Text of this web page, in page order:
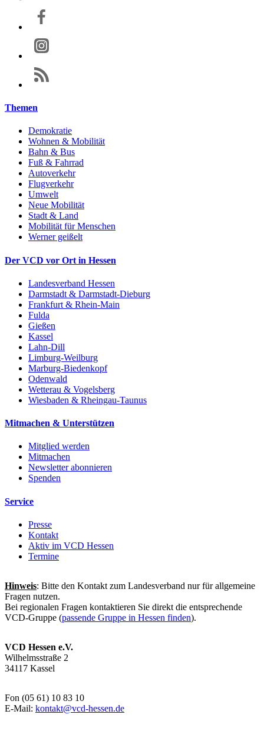
Themen
Demokratie
Wohnen & Mobilität
Bahn & Bus
Fuß & Fahrrad
Autoverkehr
Flugverkehr
Umwelt
Neue Mobilität
Stadt & Land
Mobilität für Menschen
Werner geißelt
Der VCD vor Ort in Hessen
Landesverband Hessen
Darmstadt & Darmstadt-Dieburg
Frankfurt & Rhein-Main
Fulda
Gießen
Kassel
Lahn-Dill
Limburg-Weilburg
Marburg-Biedenkopf
Odenwald
Wetterau & Vogelsberg
Wiesbaden & Rheingau-Taunus
Mitmachen & Unterstützen
Mitglied werden
Mitmachen
Newsletter abonnieren
Spenden
Service
Presse
Kontakt
Aktiv im VCD Hessen
Termine
Hinweis: Bitte den Kontakt zum Landesverband nur für allgemeine
Fragen nutzen.
Bei regionalen Fragen kontaktieren Sie direkt die entsprechende
VCD-Gruppe (passende Gruppe in Hessen finden).
VCD Hessen e.V.
Wilhelmsstraße 2
34117 Kassel
Fon (05 61) 10 83 10
E-Mail: kontakt@vcd-hessen.de